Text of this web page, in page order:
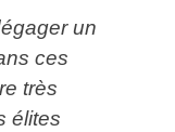
un
ces
très
élites